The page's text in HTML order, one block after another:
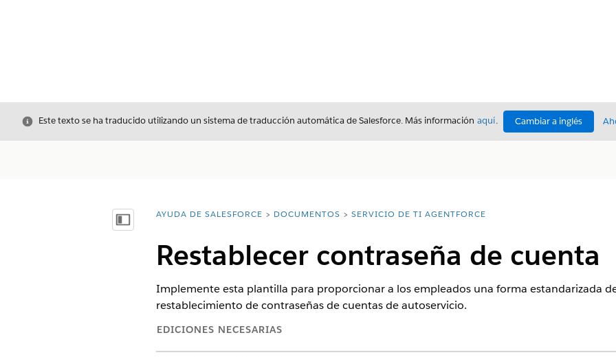
Cerrar
Este texto se ha traducido utilizando un sistema de traducción automática de Salesforce. Más información aquí. Cambiar a inglés
Mostrar índice de materias
Usted está aquí:
AYUDA DE SALESFORCE DOCUMENTOS SERVICIO DE TI AGENTFORCE
Restablecer contraseña de cuenta
Implemente esta plantilla para proporcionar a los empleados una forma estandarizada
restablecimiento de contraseñas de cuentas de autoservicio.
EDICIONES NECESARIAS